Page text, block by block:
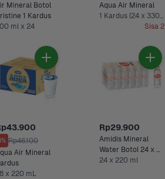
Mineral Botol
1 Kardus
ml x 24
Aqua Air Mineral
1 Kardus (24 x 330 mL)
Sisa 2
Rp46.100
Air Mineral
x 220 mL
Rp29.900
Amidis Mineral
Water Botol 24 x
220 ml
24 x 220 ml